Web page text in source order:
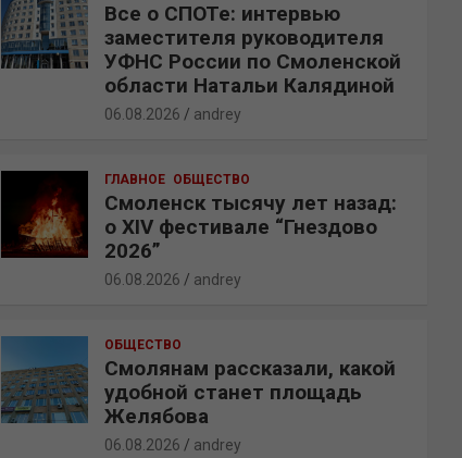
Все о СПОТе: интервью
заместителя руководителя
УФНС России по Смоленской
области Натальи Калядиной
06.08.2026 andrey
ГЛАВНОЕ ОБЩЕСТВО
Смоленск тысячу лет назад:
о XIV фестивале “Гнездово
2026”
06.08.2026 andrey
ОБЩЕСТВО
Смолянам рассказали, какой
удобной станет площадь
Желябова
06.08.2026 andrey